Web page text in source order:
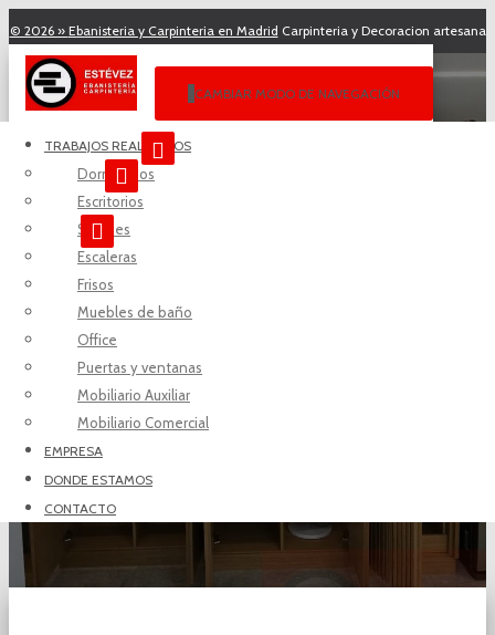
© 2026 » Ebanisteria y Carpinteria en Madrid Carpinteria y Decoracion artesana
Lunes a Viernes de 09:00 - 13:00y de15:00 - 18:00. Precios a
Paseo de Perales, 10
Solicite información por Tel:
Correo Electrónico:
TRABAJOS REALIZADOS
Dormitorios
Escritorios
Salones
Escaleras
Frisos
Muebles de baño
Office
Puertas y ventanas
Mobiliario Auxiliar
Mobiliario Comercial
EMPRESA
DONDE ESTAMOS
CONTACTO
CAMBIAR MODO DE NAVEGACIÓN
Armario despensa en
tres módulos
Publicado por